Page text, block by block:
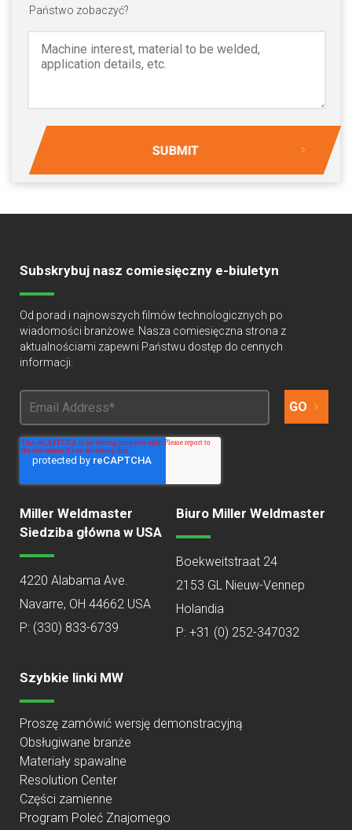
Państwo zobaczyć?
Subskrybuj nasz comiesięczny e-biuletyn
Od porad i najnowszych filmów technologicznych po
wiadomości branżowe. Nasza comiesięczna strona z
aktualnościami zapewni Państwu dostęp do cennych
informacji.
Miller Weldmaster
Siedziba główna w USA
4220 Alabama Ave.
Navarre, OH 44662 USA
P: (330) 833-6739
Biuro Miller Weldmaster
Boekweitstraat 24
2153 GL Nieuw-Vennep
Holandia
P: +31 (0) 252-347032
Szybkie linki MW
Proszę zamówić wersję demonstracyjną
Obsługiwane branże
Materiały spawalne
Resolution Center
Części zamienne
Program Poleć Znajomego